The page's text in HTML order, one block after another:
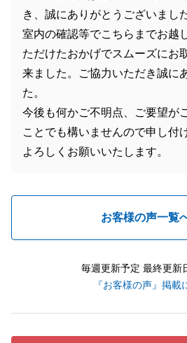
き、誠にありがとうございました
室内の確認等でこちらまでお越
ただけたおかげでスムーズにお
来ました。ご協力いただき誠に
た。
今後も何かご不明点、ご要望が
ことでも構いませんので申し付
よろしくお願いいたします。
お客様の声一覧
毎週更新予定 最終更新
『お客様の声』掲載